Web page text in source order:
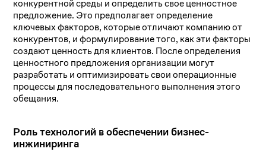
конкурентной среды и определить свое ценностное
предложение. Это предполагает определение
ключевых факторов, которые отличают компанию от
конкурентов, и формулирование того, как эти факторы
создают ценность для клиентов. После определения
ценностного предложения организации могут
разработать и оптимизировать свои операционные
процессы для последовательного выполнения этого
обещания.
Роль технологий в обеспечении бизнес-
инжиниринга